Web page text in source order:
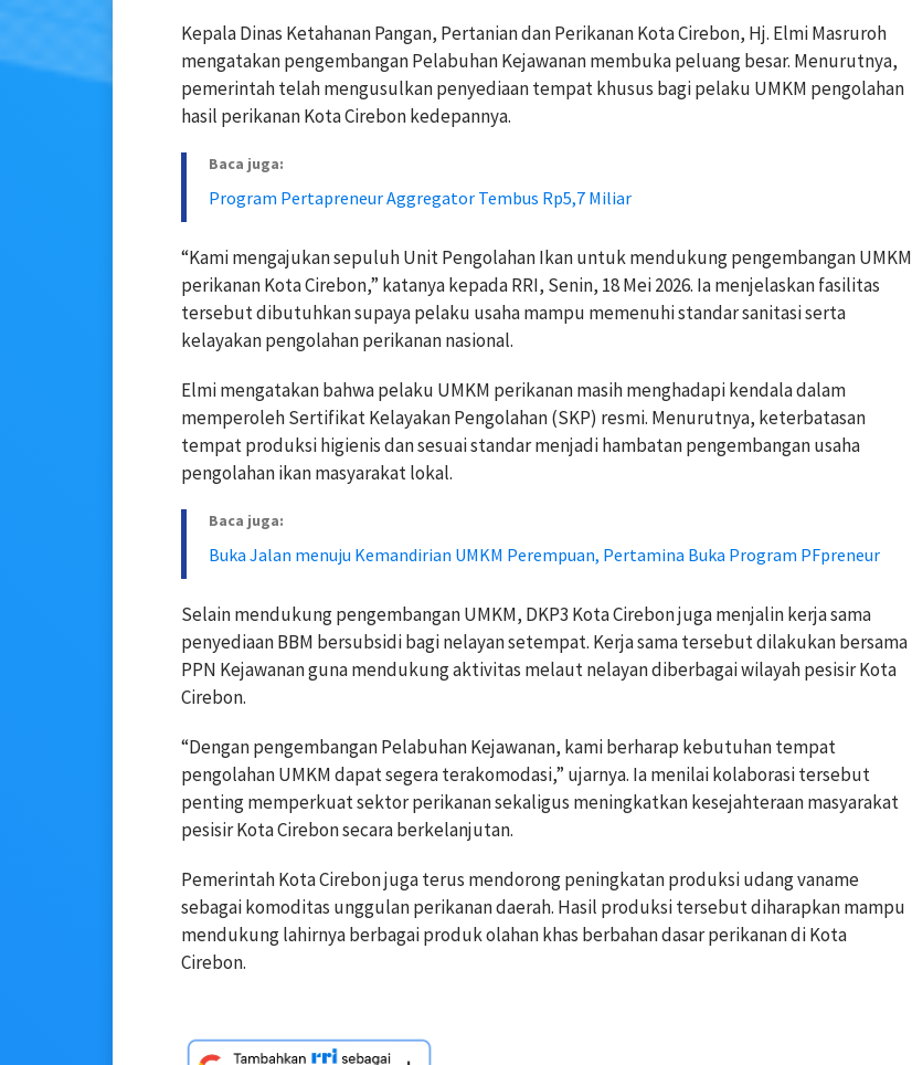
Kepala Dinas Ketahanan Pangan, Pertanian dan Perikanan Kota Cirebon, Hj. Elmi Masruroh
mengatakan pengembangan Pelabuhan Kejawanan membuka peluang besar. Menurutnya,
pemerintah telah mengusulkan penyediaan tempat khusus bagi pelaku UMKM pengolahan
hasil perikanan Kota Cirebon kedepannya.
Baca juga:
Program Pertapreneur Aggregator Tembus Rp5,7 Miliar
“Kami mengajukan sepuluh Unit Pengolahan Ikan untuk mendukung pengembangan UMKM
perikanan Kota Cirebon,” katanyakepada RRI, Senin, 18 Mei 2026. Ia menjelaskan fasilitas
tersebut dibutuhkan supaya pelaku usaha mampu memenuhi standar sanitasi serta
kelayakan pengolahan perikanan nasional.
Elmi mengatakan bahwa pelaku UMKM perikanan masih menghadapi kendala dalam
memperoleh Sertifikat Kelayakan Pengolahan (SKP) resmi. Menurutnya, keterbatasan
tempat produksi higienis dan sesuai standar menjadi hambatan pengembangan usaha
pengolahan ikan masyarakat lokal.
Baca juga:
Buka Jalan menuju Kemandirian UMKM Perempuan, Pertamina Buka Program PFpreneur
Selain mendukung pengembangan UMKM, DKP3 Kota Cirebon juga menjalin kerja sama
penyediaan BBM bersubsidi bagi nelayan setempat. Kerja sama tersebut dilakukan bersama
PPN Kejawanan guna mendukung aktivitas melaut nelayan diberbagai wilayah pesisir Kota
Cirebon.
“Dengan pengembangan Pelabuhan Kejawanan, kami berharap kebutuhan tempat
pengolahan UMKM dapat segera terakomodasi,” ujarnya. Ia menilai kolaborasi tersebut
penting memperkuat sektor perikanan sekaligus meningkatkan kesejahteraan masyarakat
pesisir Kota Cirebon secara berkelanjutan.
Pemerintah Kota Cirebon juga terus mendorong peningkatan produksi udang vaname
sebagai komoditas unggulan perikanan daerah. Hasil produksi tersebut diharapkan mampu
mendukung lahirnya berbagai produk olahan khas berbahan dasar perikanan di Kota
Cirebon.